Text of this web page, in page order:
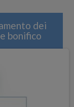
dei
bonifico